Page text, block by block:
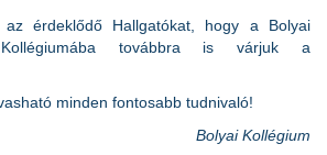
az érdeklődő Hallgatókat, hogy a Bolyai
továbbra is várjuk a
minden fontosabb tudnivaló!
Bolyai Kollégium